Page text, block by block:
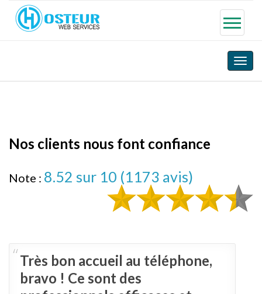
Toggle
Nos clients nous font confiance
Note : 8.52 sur 10 (1173 avis)
Très bon accueil au téléphone,
compétents.
Ce sont des professionnels efficaces et compétents
qui sont à notre écoute, merci à vous ! jp Bailly